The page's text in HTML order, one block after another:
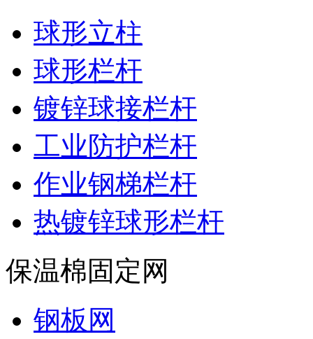
球形立柱
球形栏杆
镀锌球接栏杆
工业防护栏杆
作业钢梯栏杆
热镀锌球形栏杆
保温棉固定网
钢板网